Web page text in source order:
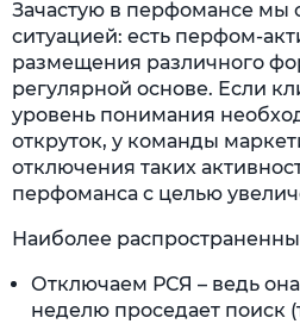
Зачастую в перфомансе мы
ситуацией: есть перфом-
размещения различного
регулярной основе. Если
уровень понимания
откруток, у команды
отключения таких
перфоманса с целью
Наиболее
Отключаем РСЯ – ведь
неделю проседает поиск